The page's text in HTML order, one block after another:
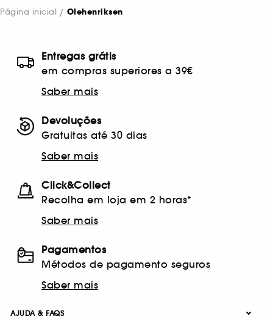
Página inicial Olehenriksen
Entregas grátis
em compras superiores a 39€
Saber mais
Devoluções
Gratuitas até 30 dias
Saber mais
Click&Collect
Recolha em loja em 2 horas*
Saber mais
Pagamentos
Métodos de pagamento seguros
Saber mais
AJUDA & FAQS